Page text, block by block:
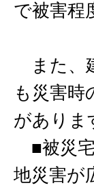
で被害程
また、
も災害時
がありま
■被災
地災害が